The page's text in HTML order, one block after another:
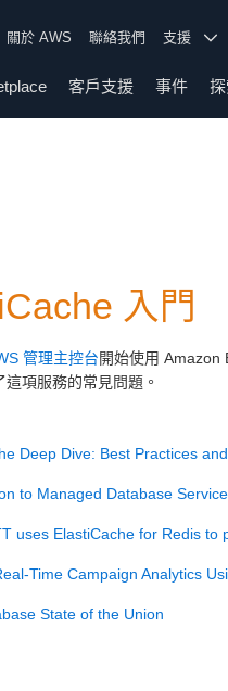
關於 AWS 聯絡我們 支援
客戶支援 事件
入門
管理主控台開始使用 Amazon
項服務的常見問題。
Deep Dive: Best Practices
to Managed Database
uses ElastiCache for Redis to
Time Campaign Analytics
State of the Union